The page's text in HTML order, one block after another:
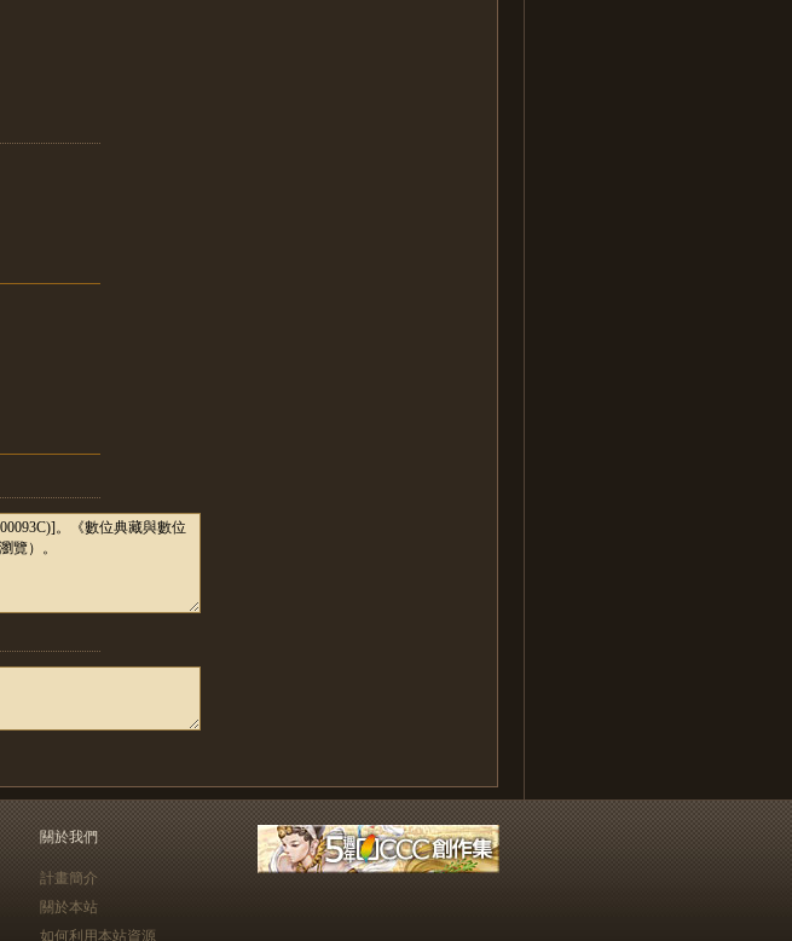
關於我們
計畫簡介
關於本站
如何利用本站資源